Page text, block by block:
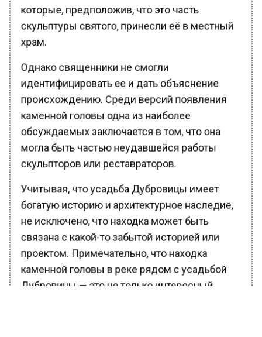
которые, предположив, что это часть
скульптуры святого, принесли её в местный
храм.
Однако священники не смогли
идентифицировать ее и дать объяснение
происхождению. Среди версий появления
каменной головы одна из наиболее
обсуждаемых заключается в том, что она
могла быть частью неудавшейся работы
скульпторов или реставраторов.
Учитывая, что усадьба Дубровицы имеет
богатую историю и архитектурное наследие,
не исключено, что находка может быть
связана с какой-то забытой историей или
проектом. Примечательно, что находка
каменной головы в реке рядом с усадьбой
Дубровицы — это не только интересный